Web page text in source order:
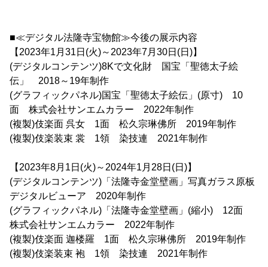
■≪デジタル法隆寺宝物館≫今後の展示内容
【2023年1月31日(火)～2023年7月30日(日)】
(デジタルコンテンツ)8Kで文化財 国宝「聖徳太子絵
伝」 2018～19年制作
(グラフィックパネル)国宝「聖徳太子絵伝」(原寸) 10
面 株式会社サンエムカラー 2022年制作
(複製)伎楽面 呉女 1面 松久宗琳佛所 2019年制作
(複製)伎楽装束 裳 1領 染技連 2021年制作
【2023年8月1日(火)～2024年1月28日(日)】
(デジタルコンテンツ)「法隆寺金堂壁画」写真ガラス原板
デジタルビューア 2020年制作
(グラフィックパネル)「法隆寺金堂壁画」(縮小) 12面
株式会社サンエムカラー 2022年制作
(複製)伎楽面 迦楼羅 1面 松久宗琳佛所 2019年制作
(複製)伎楽装束 袍 1領 染技連 2021年制作